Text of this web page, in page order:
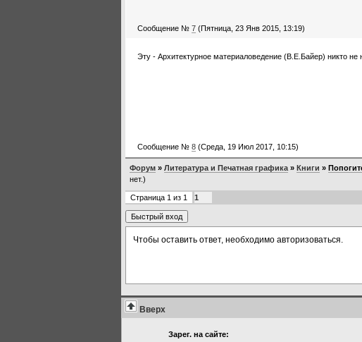
Сообщение № 7 (Пятница, 23 Янв 2015, 13:19)
Эту - Архитектурное материаловедение (В.Е.Байер) никто не
Сообщение № 8 (Среда, 19 Июл 2017, 10:15)
Форум » Литература и Печатная графика » Книги »
нет.)
Страница 1 из 1
1
Чтобы оставить ответ, необходимо авторизоваться.
Вверх
Зарег. на сайте: